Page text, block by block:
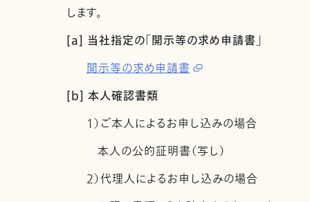
します。
[a] 当社指定の「開示等の求め申請書」
開示等の求め申請書
[b] 本人確認書類
1）ご本人によるお申し込みの場合
本人の公的証明書（写し）
2）代理人によるお申し込みの場合